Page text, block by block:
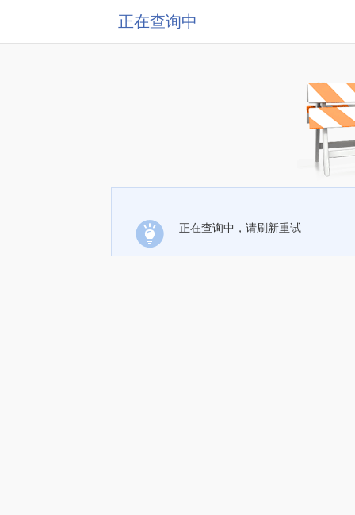
正在查询中
正在查询中，请刷新重试